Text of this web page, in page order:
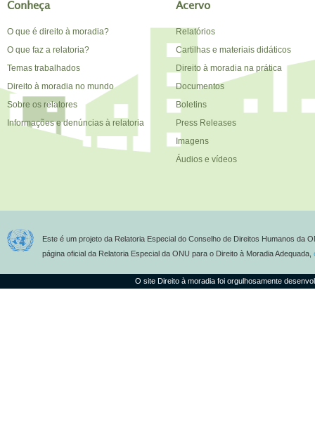
Conheça
O que é direito à moradia?
O que faz a relatoria?
Temas trabalhados
Direito à moradia no mundo
Sobre os relatores
Informações e denúncias à relatoria
Acervo
Relatórios
Cartilhas e materiais didáticos
Direito à moradia na prática
Documentos
Boletins
Press Releases
Imagens
Áudios e vídeos
Este é um projeto da Relatoria Especial do Conselho de Direitos Humanos da
página oficial da Relatoria Especial da ONU para o Direito à Moradia Adequada,
O site Direito à moradia foi orgulhosamente